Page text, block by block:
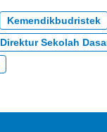
Kemendikbudristek
Direktur Sekolah